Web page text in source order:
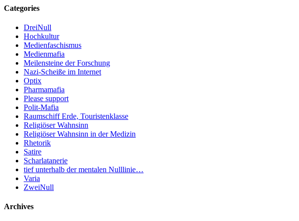
Categories
DreiNull
Hochkultur
Medienfaschismus
Medienmafia
Meilensteine der Forschung
Nazi-Scheiße im Internet
Optix
Pharmamafia
Please support
Polit-Mafia
Raumschiff Erde, Touristenklasse
Religiöser Wahnsinn
Religiöser Wahnsinn in der Medizin
Rhetorik
Satire
Scharlatanerie
tief unterhalb der mentalen Nulllinie…
Varia
ZweiNull
Archives